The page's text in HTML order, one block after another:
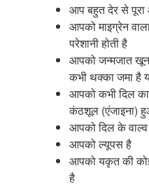
आप बहुत देर से पूरा
आपको माइग्रेन
परेशानी होती है
आपको जन्मजात
कभी थक्का जमा है
आपको कभी दिल का
कंठशूल (एंजाइना)
आपको दिल के वाल्व
आपको ल्यूपस है
आपको यकृत की
है